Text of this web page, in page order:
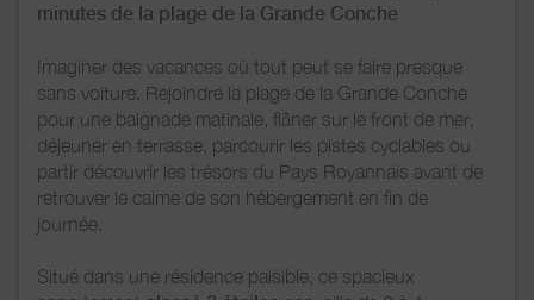
minutes de la plage de la Grande Conche
Imaginer des vacances où tout peut se faire presque
sans voiture. Rejoindre la plage de la Grande Conche
pour une baignade matinale, flâner sur le front de mer,
déjeuner en terrasse, parcourir les pistes cyclables ou
partir découvrir les trésors du Pays Royannais avant de
retrouver le calme de son hébergement en fin de
journée.
Situé dans une résidence paisible, ce spacieux